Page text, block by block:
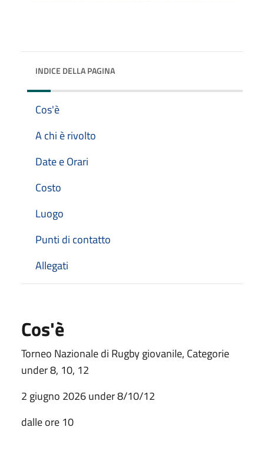
INDICE DELLA PAGINA
Cos'è
A chi è rivolto
Date e Orari
Costo
Luogo
Punti di contatto
Allegati
Cos'è
Torneo Nazionale di Rugby giovanile, Categorie
under 8, 10, 12
2 giugno 2026 under 8/10/12
dalle ore 10